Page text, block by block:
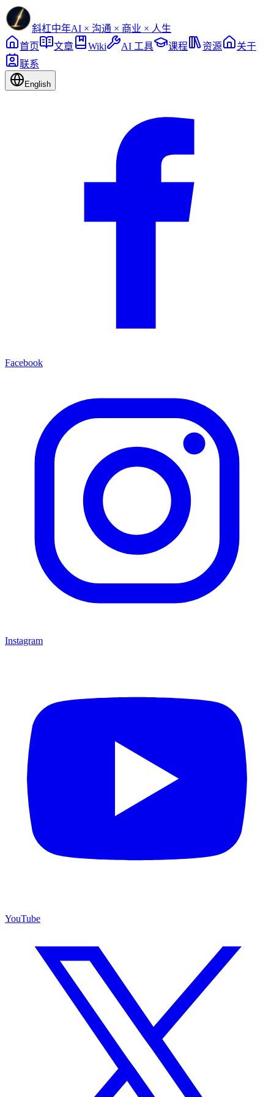
斜杠中年AI × 沟通 × 商业 × 人生
首页
文章 Wiki AI 工具 课程 资源
关于
联系
English
Facebook
Instagram
YouTube